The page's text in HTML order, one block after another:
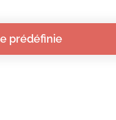
prédéfinie